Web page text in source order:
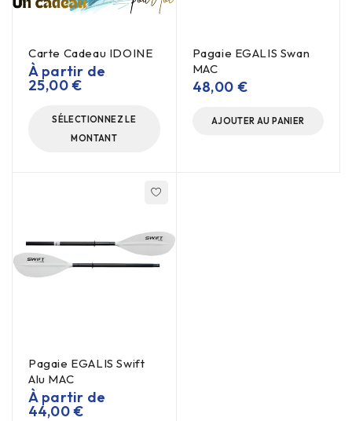
Carte Cadeau IDOINE
À partir de
25,00€
SÉLECTIONNEZ LE
MONTANT
Pagaie EGALIS Swan
MAC
48,00 €
AJOUTER AU PANIER
Pagaie EGALIS Swift
Alu MAC
À partir de
44,00€